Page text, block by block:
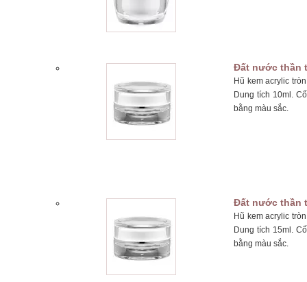
Đất nước thần
Hũ kem acrylic
Dung tích 10ml.
bằng màu sắc.
Đất nước thần
Hũ kem acrylic
Dung tích 15ml.
bằng màu sắc.